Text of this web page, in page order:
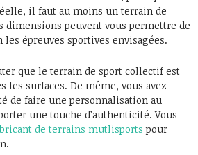
il faut au moins un terrain de
dimensions peuvent vous permettre de
les épreuves sportives envisagées.
que le terrain de sport collectif est
les surfaces. De même, vous avez
de faire une personnalisation au
une touche d’authenticité. Vous
de terrains mutlisports pour